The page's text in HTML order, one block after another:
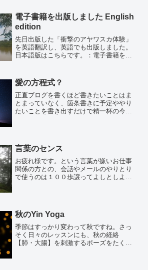
ありがとうござい...
電子書籍を出版しました English
edition
先日出版した「衝撃のアヤワスカ体験」
を英語翻訳し、英語でも出版しました。
日本語版はこちらです。：電子書籍を出
できました。E Bookの出版って本当に簡
単ですよ。時代です...
愛の方程式？
正直ブログを書くほど書きたいことはま
とまっていなく、箇条書きに予定ややり
たいことを書き出すだけで精一杯の今。
っと葉山でやっていたので...
言葉のセンス
お疲れ様です。という言葉が嫌いお仕事
関係の方との、会話やメールのやりとり
で使うのは１００歩譲ってよしとしよ
れても嬉しくない。そして、も...
秋のYin Yoga
季節はすっかり変わって秋ですね。さっ
そく日々のレッスンにも、秋の経絡
【肺・大腸】を刺激するポーズをたくさ